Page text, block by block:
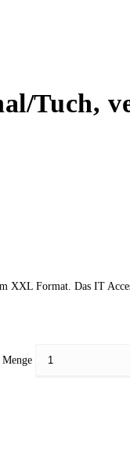
Tuch,
XXL Format. Das IT